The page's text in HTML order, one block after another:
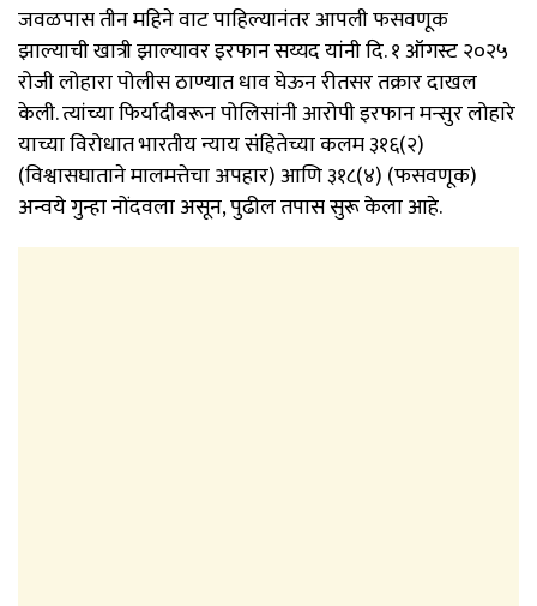
जवळपास तीन महिने वाट पाहिल्यानंतर आपली फसवणूक
झाल्याची खात्री झाल्यावर इरफान सय्यद यांनी दि. १ ऑगस्ट २०२५
रोजी लोहारा पोलीस ठाण्यात धाव घेऊन रीतसर तक्रार दाखल
केली. त्यांच्या फिर्यादीवरून पोलिसांनी आरोपी इरफान मन्सुर लोहारे
याच्या विरोधात भारतीय न्याय संहितेच्या कलम ३१६(२)
(विश्वासघाताने मालमत्तेचा अपहार) आणि ३१८(४) (फसवणूक)
अन्वये गुन्हा नोंदवला असून, पुढील तपास सुरू केला आहे.